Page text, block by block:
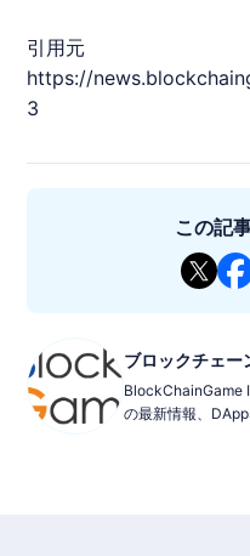
引用元
https://
3
この記
ブロックチェー
BlockChainGame
の最新情報、